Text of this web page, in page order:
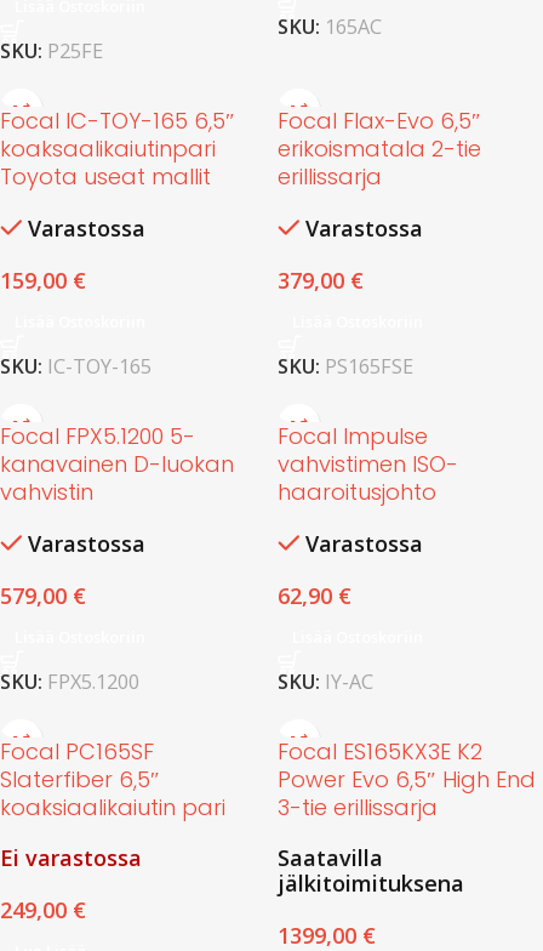
SKU: P25FE
SKU: 165AC
Focal IC-TOY-165 6,5″
koaksaalikaiutinpari
Toyota useat mallit
Varastossa
159,00 €
SKU: IC-TOY-165
Focal Flax-Evo 6,5″
erikoismatala 2-tie
erillissarja
Varastossa
379,00 €
SKU: PS165FSE
Focal FPX5.1200 5-
kanavainen D-luokan
vahvistin
Varastossa
579,00 €
SKU: FPX5.1200
Focal Impulse
vahvistimen ISO-
haaroitusjohto
Varastossa
62,90 €
SKU: IY-AC
Focal PC165SF
Slaterfiber 6,5″
koaksiaalikaiutin pari
Ei varastossa
249,00 €
Focal ES165KX3E K2
Power Evo 6,5″ High End
3-tie erillissarja
Saatavilla
jälkitoimituksena
1399,00 €